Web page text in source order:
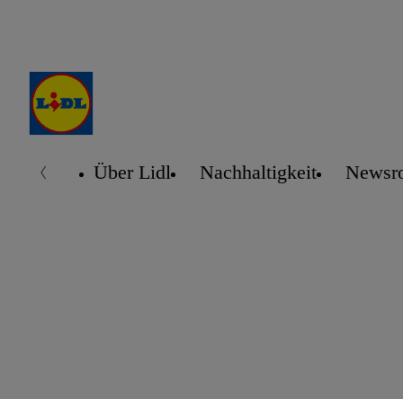
Über Lidl Nachhaltigkeit